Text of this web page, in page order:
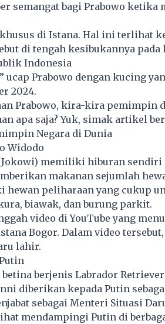
semangat bagi Prabowo ketika
di Istana. Hal ini terlihat
di tengah kesibukannya pada
Indonesia
ucap Prabowo dengan kucing
2024.
Prabowo, kira-kira pemimpin
apa saja? Yuk, simak artikel
Negara di Dunia
Widodo
memiliki hiburan
makanan sejumlah
hewan peliharaan yang cukup
biawak, dan burung parkit.
video di YouTube yang
Bogor. Dalam video
lahir.
berjenis Labrador
diberikan kepada Putin
sebagai Menteri Situasi
mendampingi Putin di